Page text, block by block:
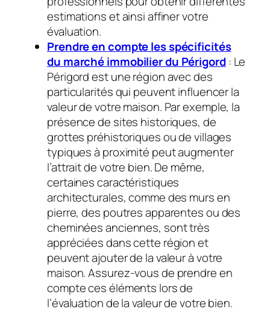
estimations et ainsi affiner votre
évaluation.
Prendre en compte les spécificités
du marché immobilier du Périgord: Le
Périgord est une région avec des
particularités qui peuvent influencer la
valeur de votre maison. Par exemple, la
présence de sites historiques, de
grottes préhistoriques ou de villages
typiques à proximité peut augmenter
l’attrait de votre bien. De même,
certaines caractéristiques
architecturales, comme des murs en
pierre, des poutres apparentes ou des
cheminées anciennes, sont très
appréciées dans cette région et
peuvent ajouter de la valeur à votre
maison. Assurez-vous de prendre en
compte ces éléments lors de
l’évaluation de la valeur de votre bien.